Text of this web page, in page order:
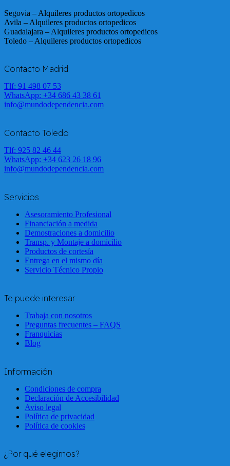
Segovia – Alquileres productos ortopedicos
Avila – Alquileres productos ortopedicos
Guadalajara – Alquileres productos ortopedicos
Toledo – Alquileres productos ortopedicos
Contacto Madrid
Tlf: 91 498 07 53
WhatsApp: +34 686 43 38 61
info@mundodependencia.com
Contacto Toledo
Tlf: 925 82 46 44
WhatsApp: +34 623 26 18 96
info@mundodependencia.com
Servicios
Asesoramiento Profesional
Financiación a medida
Demostraciones a domicilio
Transp. y Montaje a domicilio
Productos de cortesía
Entrega en el mismo día
Servicio Técnico Propio
Te puede interesar
Trabaja con nosotros
Preguntas frecuentes – FAQS
Franquicias
Blog
Información
Condiciones de compra
Declaración de Accesibilidad
Aviso legal
Política de privacidad
Política de cookies
¿Por qué elegirnos?